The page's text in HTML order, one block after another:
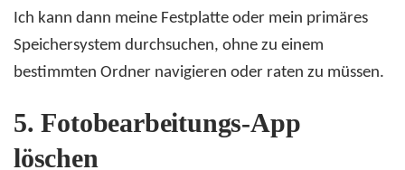
Ich kann dann meine Festplatte oder mein primäres
Speichersystem durchsuchen, ohne zu einem
bestimmten Ordner navigieren oder raten zu müssen.
5.Fotobearbeitungs-App
löschen